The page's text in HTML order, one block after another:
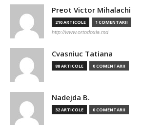
Preot Victor Mihalachi
210 ARTICOLE 1 COMENTARII
http://www.ortodoxia.md
Cvasniuc Tatiana
88 ARTICOLE 0 COMENTARII
Nadejda B.
32 ARTICOLE 0 COMENTARII